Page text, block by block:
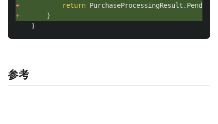
+
return PurchaseProcessingResult . Pending
+
}
}
参考